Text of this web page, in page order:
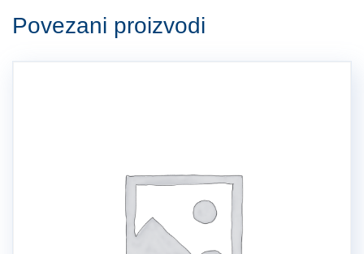
Povezani proizvodi